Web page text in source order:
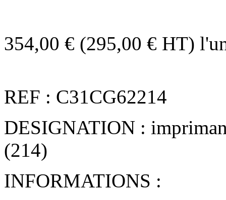
354,00 € (295,00 € HT)
REF : C31CG62214
DESIGNATION :
(214)
INFORMATIONS :